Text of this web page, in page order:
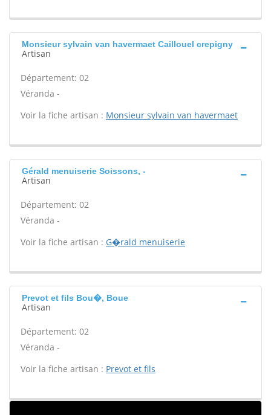
Monsieur sylvain van havermaet Caillouel crepigny
Artisan
Département: 02
Véranda -
Voir la fiche artisan : Monsieur sylvain van havermaet
Gérald menuiserie Soissons, -
Artisan
Département: 02
Véranda -
Voir la fiche artisan : G�rald menuiserie
Prevot et fils Bou�, Boue
Artisan
Département: 02
Véranda -
Voir la fiche artisan : Prevot et fils